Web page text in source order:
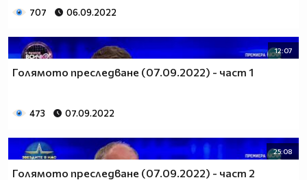
707 06.09.2022
12:07
Голямото преследване (07.09.2022) - част 1
473 07.09.2022
25:08
Голямото преследване (07.09.2022) - част 2